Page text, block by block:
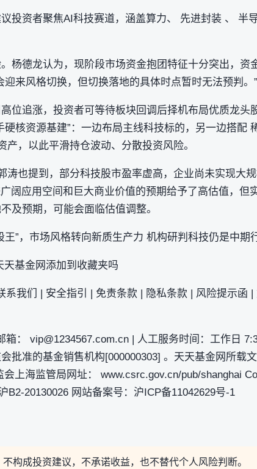
投资者聚焦AI科技赛道，涵盖算力、 先进封装 、 半
杨德龙认为，现阶段市场资金抱团特征十分突出，资
来风格切换，但切换落地的具体时点暂时无法预判。”
位追涨，投资者可等待板块回调后择机布局优质龙头
硬核资源基建”：一边布局主线科技标的，另一边搭配
，以此平滑持仓波动、分散投资风险。
涛也提到，部分科技股市盈率虚高，企业尚未实现大
阔应用空间和巨大商业价值的预期给予了高估值，但
及预期，可能会面临估值调整。
王”，市场风格转向新质生产力 机构研判科技仍是中期
基金网添加到收藏夹吗
系我们 | 安全指引 | 免责条款 | 隐私条款 | 风险提示函
箱： vip@1234567.com.cn | 人工服务时间：工作日
批准的基金销售机构[000000303] 。天天基金网所载
上海监管局网址： www.csrc.gov.cn/pub/shanghai
B2-20130026 网站备案号：沪ICP备11042629号-1
构成投资建议，不承诺收益，也不替代个人风险判断。